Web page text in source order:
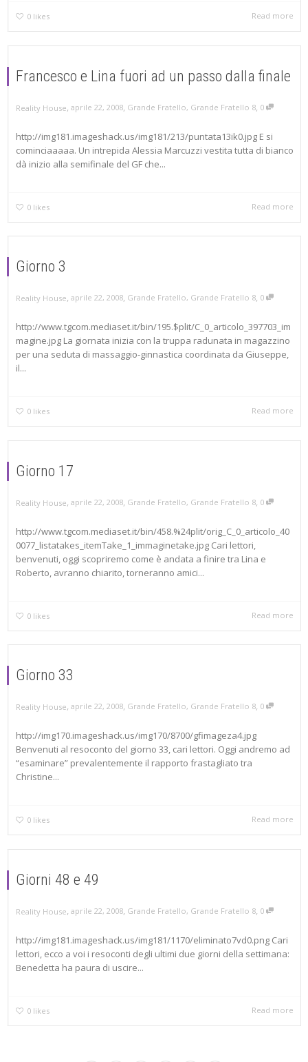
0 likes Read more
Francesco e Lina fuori ad un passo dalla finale
Reality House, aprile 22, 2008, Grande Fratello, Grande Fratello 8, 0
http://img181.imageshack.us/img181/213/puntata13ik0.jpg E si
cominciaaaaa. Un intrepida Alessia Marcuzzi vestita tutta di bianco
dà inizio alla semifinale del GF che...
0 likes Read more
Giorno 3
Reality House, aprile 22, 2008, Grande Fratello, Grande Fratello 8, 0
http://www.tgcom.mediaset.it/bin/195.$plit/C_0_articolo_397703_im
magine.jpg La giornata inizia con la truppa radunata in magazzino
per una seduta di massaggio-ginnastica coordinata da Giuseppe,
il...
0 likes Read more
Giorno 17
Reality House, aprile 22, 2008, Grande Fratello, Grande Fratello 8, 0
http://www.tgcom.mediaset.it/bin/458.%24plit/orig_C_0_articolo_40
0077_listatakes_itemTake_1_immaginetake.jpg Cari lettori,
benvenuti, oggi scopriremo come è andata a finire tra Lina e
Roberto, avranno chiarito, torneranno amici...
0 likes Read more
Giorno 33
Reality House, aprile 22, 2008, Grande Fratello, Grande Fratello 8, 0
http://img170.imageshack.us/img170/8700/gfimageza4.jpg
Benvenuti al resoconto del giorno 33, cari lettori. Oggi andremo ad
“esaminare” prevalentemente il rapporto frastagliato tra
Christine...
0 likes Read more
Giorni 48 e 49
Reality House, aprile 22, 2008, Grande Fratello, Grande Fratello 8, 0
http://img181.imageshack.us/img181/1170/eliminato7vd0.png Cari
lettori, ecco a voi i resoconti degli ultimi due giorni della settimana:
Benedetta ha paura di uscire...
0 likes Read more